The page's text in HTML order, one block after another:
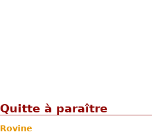
Quitte à paraître
Rovine